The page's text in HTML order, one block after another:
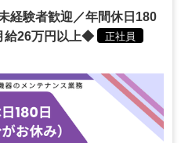
経験者歓迎／年間休日180
給26万円以上◆
正社員